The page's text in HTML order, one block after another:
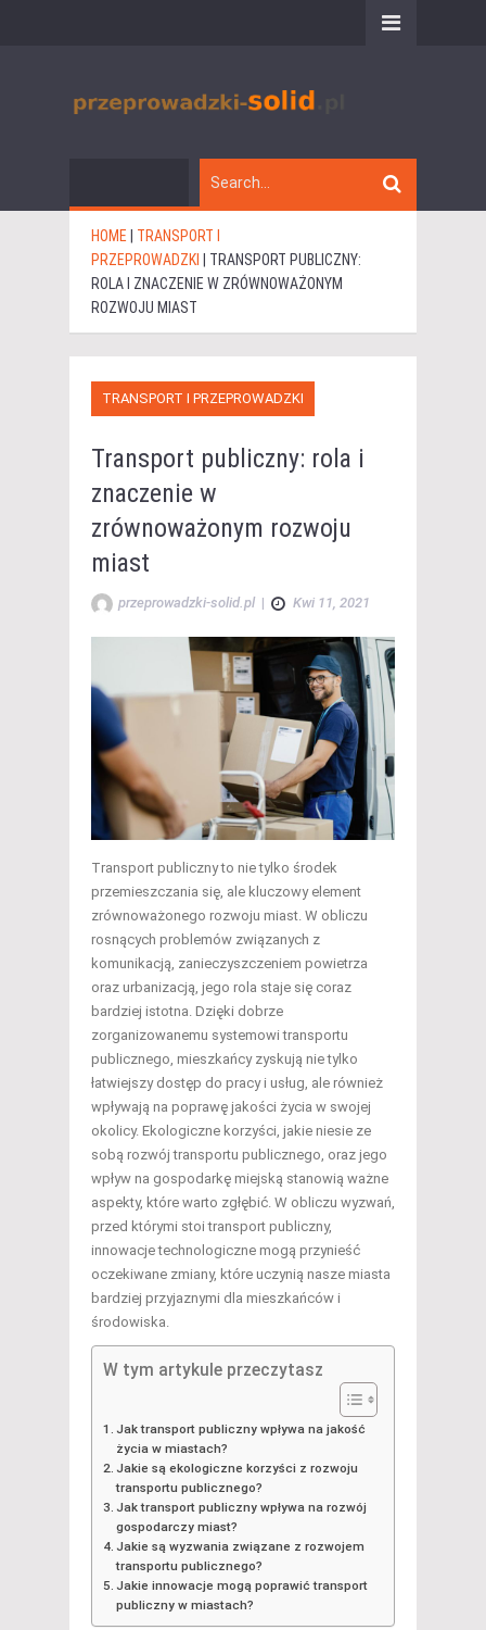
HOME
TRANSPORT I
PRZEPROWADZKI
TRANSPORT PUBLICZNY:
ROLA I ZNACZENIE W ZRÓWNOWAŻONYM
ROZWOJU MIAST
TRANSPORT I PRZEPROWADZKI
Transport publiczny: rola i
znaczenie w
zrównoważonym rozwoju
miast
przeprowadzki-solid.pl | Kwi 11, 2021
Transport publiczny to nie tylko środek
przemieszczania się, ale kluczowy element
zrównoważonego rozwoju miast. W obliczu
rosnących problemów związanych z
komunikacją, zanieczyszczeniem powietrza
oraz urbanizacją, jego rola staje się coraz
bardziej istotna. Dzięki dobrze
zorganizowanemu systemowi transportu
publicznego, mieszkańcy zyskują nie tylko
łatwiejszy dostęp do pracy i usług, ale również
wpływają na poprawę jakości życia w swojej
okolicy. Ekologiczne korzyści, jakie niesie ze
sobą rozwój transportu publicznego, oraz jego
wpływ na gospodarkę miejską stanowią ważne
aspekty, które warto zgłębić. W obliczu wyzwań,
przed którymi stoi transport publiczny,
innowacje technologiczne mogą przynieść
oczekiwane zmiany, które uczynią nasze miasta
bardziej przyjaznymi dla mieszkańców i
środowiska.
W tym artykule przeczytasz
Jak transport publiczny wpływa na jakość
życia w miastach?
Jakie są ekologiczne korzyści z rozwoju
transportu publicznego?
Jak transport publiczny wpływa na rozwój
gospodarczy miast?
Jakie są wyzwania związane z rozwojem
transportu publicznego?
Jakie innowacje mogą poprawić transport
publiczny w miastach?